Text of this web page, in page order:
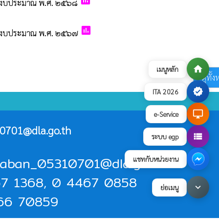
เมนูหลัก home
ITA 2026 verified
e-Service desktop_windows
ระบบ egp view_list
แชทกับหน่วยงาน
ย่อเมนู keyboard_arrow_down
งบประมาณ พ.ศ. ๒๕๖๘
งบประมาณ พ.ศ. ๒๕๖๗ poll
ดูทั้ง
1368, 0 4467 0858
70859